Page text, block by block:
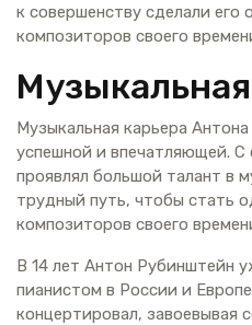
к совершенству сделали его
композиторов своего
Музыкальная карьера
успешной и впечатляющей. С
проявлял большой талант в
трудный путь, чтобы стать
композиторов своего
В 14 лет Антон Рубинштейн
пианистом в России и
концертировал, завоевывая